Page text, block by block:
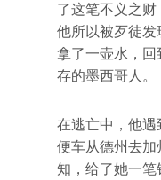
了这笔不义之财
他所以被歹徒发
拿了一壶水，
存的墨西哥人。
在逃亡中，他
便车从德州去
知，给了她一笔